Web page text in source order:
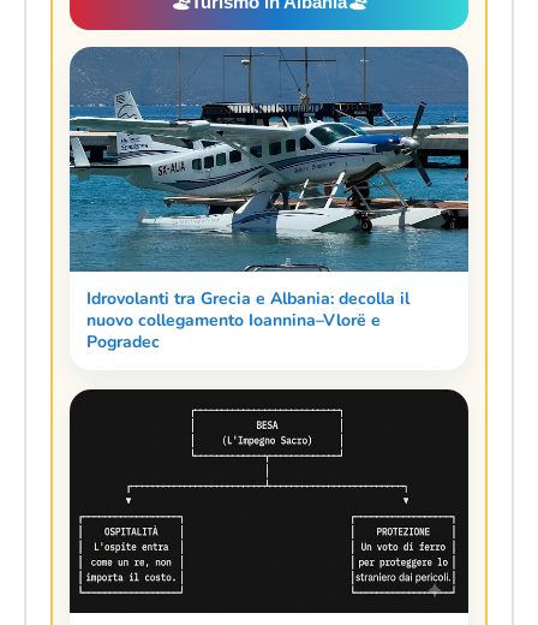
Idrovolanti tra Grecia e Albania: decolla il
nuovo collegamento Ioannina–Vlorë e
Pogradec